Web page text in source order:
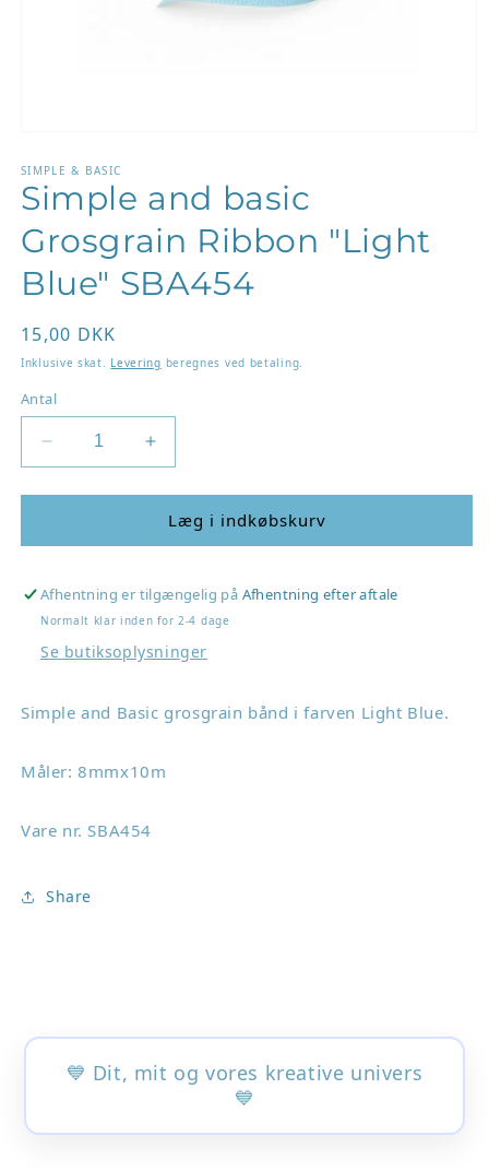
1
i
modus
SIMPLE & BASIC
Simple and basic
Grosgrain Ribbon "Light
Blue" SBA454
Normalpris
15,00 DKK
Inklusive skat. Levering beregnes ved betaling.
Antal
Reducer
antallet
for
and
Grosgrain
Ribbon
Blue&quot;
Øg
antallet
for
Simple
and
Grosgrain
Ribbon
&quot;Light
Blue&quot;
Læg i indkøbskurv
Afhentning er tilgængelig på Afhentning efter aftale
Normalt klar inden for 2-4 dage
Se butiksoplysninger
Simple and Basic grosgrain bånd i farven Light Blue.
Måler:8mmx10m
Vare nr. SBA454
Share
💙 Dit, mit og vores kreative univers
💙